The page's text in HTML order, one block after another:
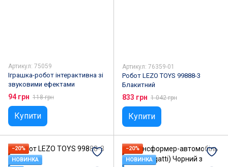
Артикул: 75059
Іграшка-робот інтерактивна зі
звуковими ефектами
94 грн 118 грн
Купити
Артикул: 76359-01
Робот LEZO TOYS 99888-3
Блакитний
833 грн 1 042 грн
Купити
−20%
НОВИНКА
−20%
НОВИНКА